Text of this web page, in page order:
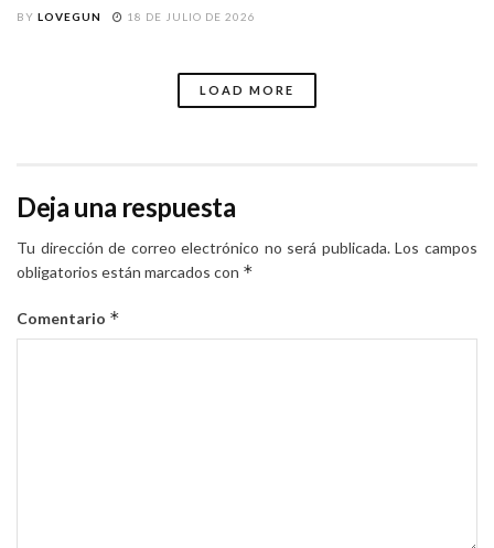
BY LOVEGUN 18 DE JULIO DE 2026
LOAD MORE
Deja una respuesta
Tu dirección de correo electrónico no será publicada. Los campos
obligatorios están marcados con *
Comentario *